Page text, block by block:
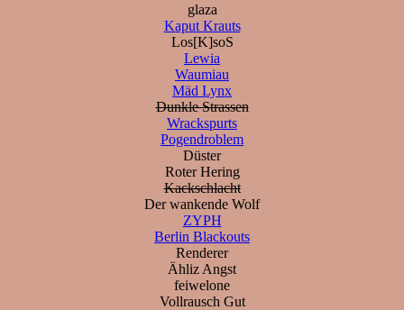
glaza
Kaput Krauts
Los[K]soS
Lewia
Waumiau
Mäd Lynx
Dunkle Strassen
Wrackspurts
Pogendroblem
Düster
Roter Hering
Kackschlacht
Der wankende Wolf
ZYPH
Berlin Blackouts
Renderer
Ähliz Angst
feiwelone
Vollrausch Gut